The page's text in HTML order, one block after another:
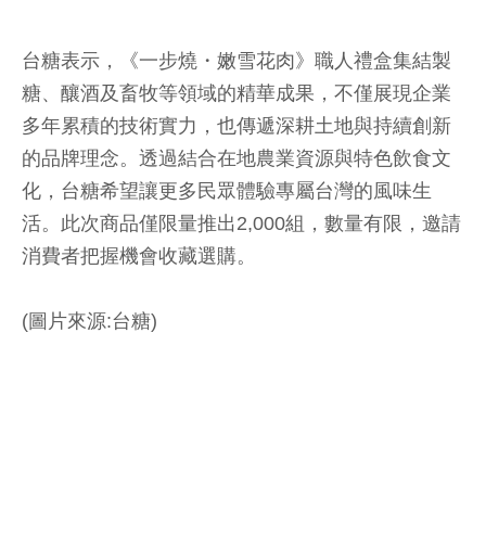
台糖表示，《一步燒・嫩雪花肉》職人禮盒集結製
糖、釀酒及畜牧等領域的精華成果，不僅展現企業
多年累積的技術實力，也傳遞深耕土地與持續創新
的品牌理念。透過結合在地農業資源與特色飲食文
化，台糖希望讓更多民眾體驗專屬台灣的風味生
活。此次商品僅限量推出2,000組，數量有限，邀請
消費者把握機會收藏選購。
(圖片來源:台糖)